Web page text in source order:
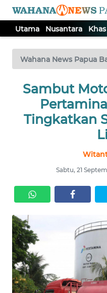
Utama Nusantara Khas
Wahana News Papua
Sambut
Tingkatkan
Sabtu, 21
TV
Tutup
UTAMA
NUSANTARA
SERBI
OPINI
Informasi
INDEKS
BERITA